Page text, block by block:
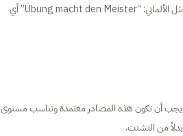
بمجرد فهمك لمنطق الحالات النحوية، ستجد أن بنية الجملة الألمانية أكثر نظاماً مما تبدو عليه في البداية. يقول المثل الألماني: “Übung macht den Meister” أي
يجب أن تكون هذه المصادر معتمدة وتناسب مستوى
من التشتت.